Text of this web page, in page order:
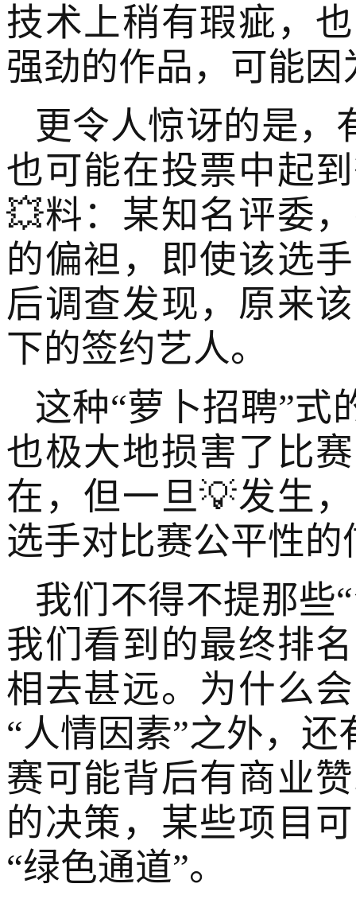
技术上稍有瑕疵，
强劲的作品，可能因
更令人惊讶的是，
也可能在投票中起
💥料：某知名评委
的偏袒，即使该选
后调查发现，原来
下的签约艺人。
这种“萝卜招聘”式
也极大地损害了比
在，但一旦💡发生
选手对比赛公平性的
我们不得不提那些
我们看到的最终排
相去甚远。为什么
“人情因素”之外，
赛可能背后有商业
的决策，某些项目
“绿色通道”。